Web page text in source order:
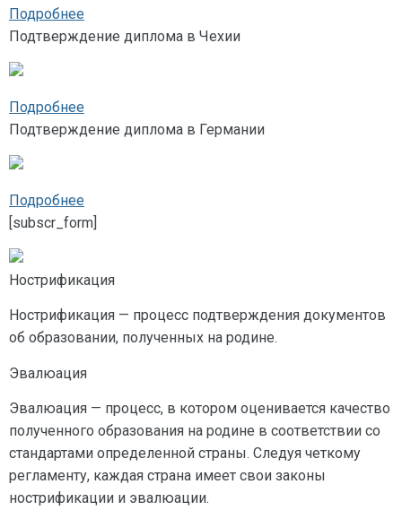
Подробнее
Подтверждение диплома в Чехии
Подробнее
Подтверждение диплома в Германии
Подробнее
[subscr_form]
Нострификация
Нострификация — процесс подтверждения документов
об образовании, полученных на родине.
Эвалюация
Эвалюация — процесс, в котором оценивается качество
полученного образования на родине в соответствии со
стандартами определенной страны. Следуя четкому
регламенту, каждая страна имеет свои законы
нострификации и эвалюации.